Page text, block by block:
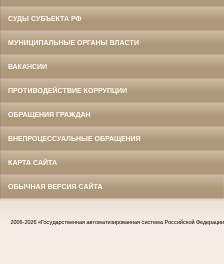
СУДЫ СУБЪЕКТА РФ
МУНИЦИПАЛЬНЫЕ ОРГАНЫ ВЛАСТИ
ВАКАНСИИ
ПРОТИВОДЕЙСТВИЕ КОРРУПЦИИ
ОБРАЩЕНИЯ ГРАЖДАН
ВНЕПРОЦЕССУАЛЬНЫЕ ОБРАЩЕНИЯ
КАРТА САЙТА
ОБЫЧНАЯ ВЕРСИЯ САЙТА
2006-2026 «Государственная автоматизированная система Российской